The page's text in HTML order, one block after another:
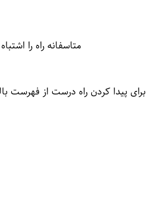
متاسفانه راه را
برای پیدا کردن راه درست از فهرست